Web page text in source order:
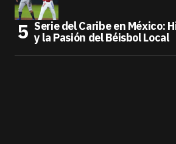
Serie del Caribe en México:
y la Pasión del Béisbol Local